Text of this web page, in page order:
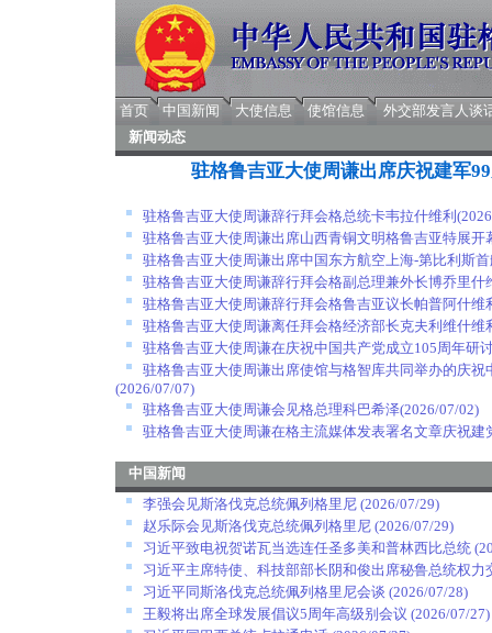
首页 中国新闻 大使信息 使馆信息
外交部发言人谈
新闻动态
驻格鲁吉亚大使周谦出席庆祝建军
驻格鲁吉亚大使周谦辞行拜会格总统卡韦拉什维利
驻格鲁吉亚大使周谦出席山西青铜文明格鲁吉亚特展开
驻格鲁吉亚大使周谦出席中国东方航空上海-第比利斯
驻格鲁吉亚大使周谦辞行拜会格副总理兼外长博乔里什
驻格鲁吉亚大使周谦辞行拜会格鲁吉亚议长帕普阿什维
驻格鲁吉亚大使周谦离任拜会格经济部长克夫利维什维
驻格鲁吉亚大使周谦在庆祝中国共产党成立105周年研
驻格鲁吉亚大使周谦出席使馆与格智库共同举办的庆
(2026/07/07)
驻格鲁吉亚大使周谦会见格总理科巴希泽(2026/07/02)
驻格鲁吉亚大使周谦在格主流媒体发表署名文章庆祝建
中国新闻
李强会见斯洛伐克总统佩列格里尼 (2026/07/29)
赵乐际会见斯洛伐克总统佩列格里尼 (2026/07/29)
习近平致电祝贺诺瓦当选连任圣多美和普林西比总统
习近平主席特使、科技部部长阴和俊出席秘鲁总统权力
习近平同斯洛伐克总统佩列格里尼会谈 (2026/07/28)
王毅将出席全球发展倡议5周年高级别会议 (2026/07/27)